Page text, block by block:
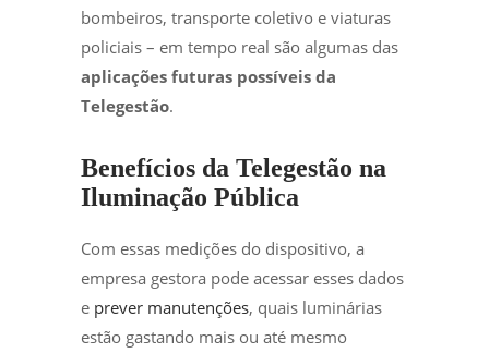
bombeiros, transporte coletivo e viaturas
policiais – em tempo real são algumas das
aplicações futuras possíveis da
Telegestão.
Benefícios da Telegestão na
Iluminação Pública
Com essas medições do dispositivo, a
empresa gestora pode acessar esses dados
e prever manutenções, quais luminárias
estão gastando mais ou até mesmo